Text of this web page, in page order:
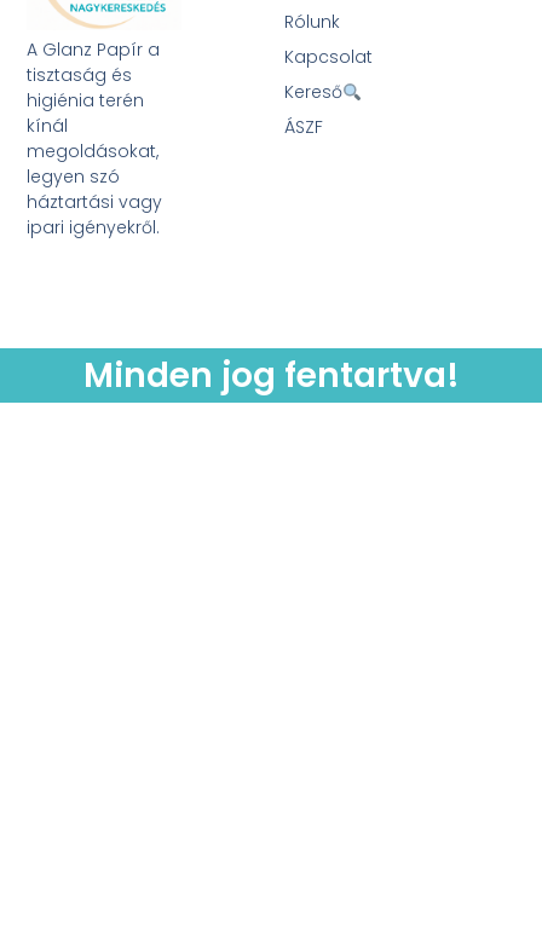
A Glanz Papír a
tisztaság és
higiénia terén
kínál
megoldásokat,
legyen szó
háztartási vagy
ipari igényekről.
Rólunk
Kapcsolat
Kereső
ÁSZF
Minden jog fentartva!